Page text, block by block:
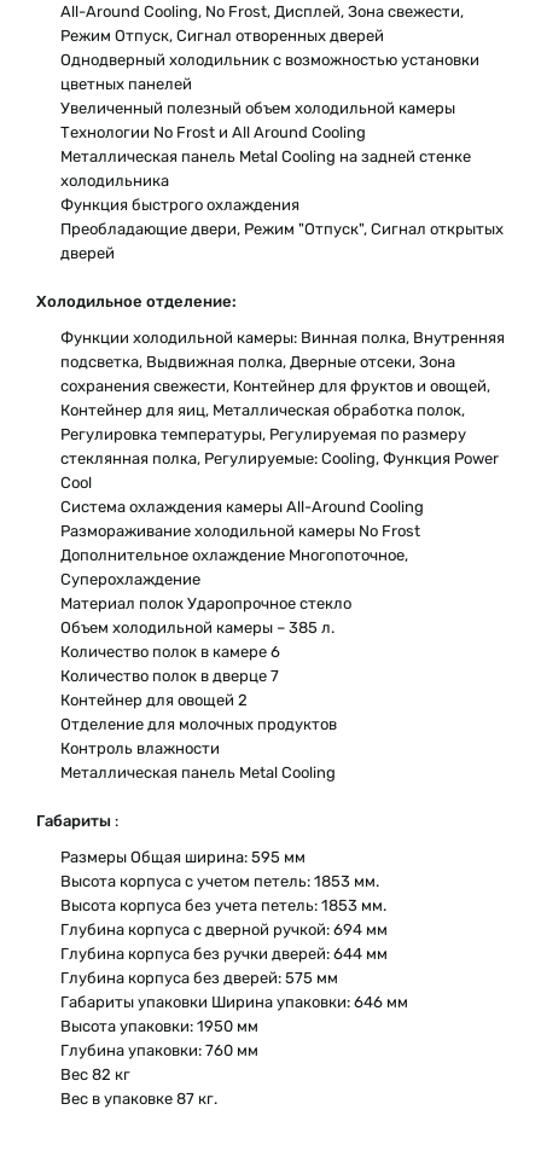
All-Around Cooling, No Frost, Дисплей, Зона свежести,
Режим Отпуск, Сигнал отворенных дверей
Однодверный холодильник с возможностью установки
цветных панелей
Увеличенный полезный объем холодильной камеры
Технологии No Frost и All Around Cooling
Металлическая панель Metal Cooling на задней стенке
холодильника
Функция быстрого охлаждения
Преобладающие двери, Режим "Отпуск", Сигнал открытых
дверей
Холодильное отделение:
Функции холодильной камеры: Винная полка, Внутренняя
подсветка, Выдвижная полка, Дверные отсеки, Зона
сохранения свежести, Контейнер для фруктов и овощей,
Контейнер для яиц, Металлическая обработка полок,
Регулировка температуры, Регулируемая по размеру
стеклянная полка, Регулируемые: Cooling, Функция Power
Cool
Система охлаждения камеры All-Around Cooling
Размораживание холодильной камеры No Frost
Дополнительное охлаждение Многопоточное,
Суперохлаждение
Материал полок Ударопрочное стекло
Объем холодильной камеры – 385 л.
Количество полок в камере 6
Количество полок в дверце 7
Контейнер для овощей 2
Отделение для молочных продуктов
Контроль влажности
Металлическая панель Metal Cooling
Габариты :
Размеры Общая ширина: 595 мм
Высота корпуса с учетом петель: 1853 мм.
Высота корпуса без учета петель: 1853 мм.
Глубина корпуса с дверной ручкой: 694 мм
Глубина корпуса без ручки дверей: 644 мм
Глубина корпуса без дверей: 575 мм
Габариты упаковки Ширина упаковки: 646 мм
Высота упаковки: 1950 мм
Глубина упаковки: 760 мм
Вес 82 кг
Вес в упаковке 87 кг.